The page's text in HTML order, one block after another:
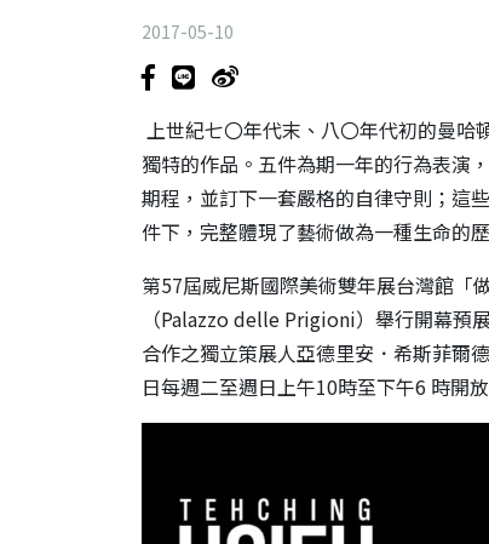
2017-05-10
上世紀七〇年代末、八〇年代初的曼哈
獨特的作品。五件為期一年的行為表演
期程，並訂下一套嚴格的自律守則；這
件下，完整體現了藝術做為一種生命的
第57屆威尼斯國際美術雙年展台灣館「
（Palazzo delle Prigioni）舉行開幕預
合作之獨立策展人亞德里安． 希斯菲爾
日每週二至週日上午10時至下午6 時開